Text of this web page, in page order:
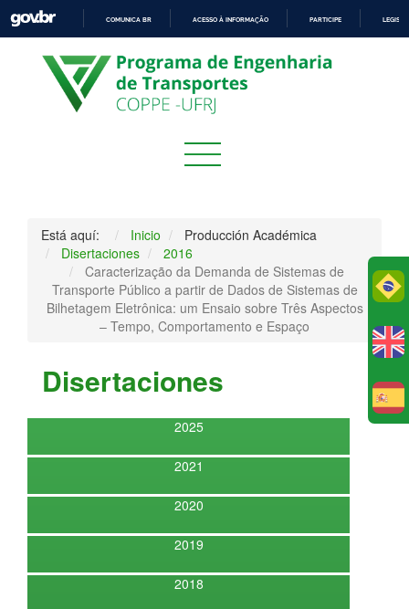
PARA
O
CONTEÚDO
COMUNICA BR ACESSO À INFORMAÇÃO PARTICIPE
Está aquí: Inicio
Producción Académica
Disertaciones
2016
Caracterização da Demanda de Sistemas de
Transporte Público a partir de Dados de Sistemas de
Bilhetagem Eletrônica: um Ensaio sobre Três Aspectos
– Tempo, Comportamento e Espaço
Disertaciones
2025
2021
2020
2019
2018